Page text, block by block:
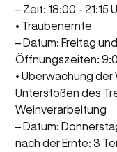
– Zeit: 18:00 - 21:15
• Traubenernte
– Datum: Freitag
Öffnungszeiten:
• Überwachung
Unterstoßen des
Weinverarbeitung
– Datum:
nach der Ernte: 3